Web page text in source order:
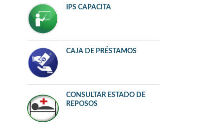
IPS CAPACITA
CAJA DE PRÉSTAMOS
CONSULTAR ESTADO DE
REPOSOS